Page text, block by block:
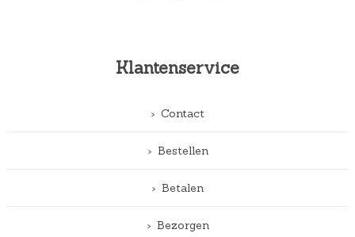
Klantenservice
Contact
Bestellen
Betalen
Bezorgen